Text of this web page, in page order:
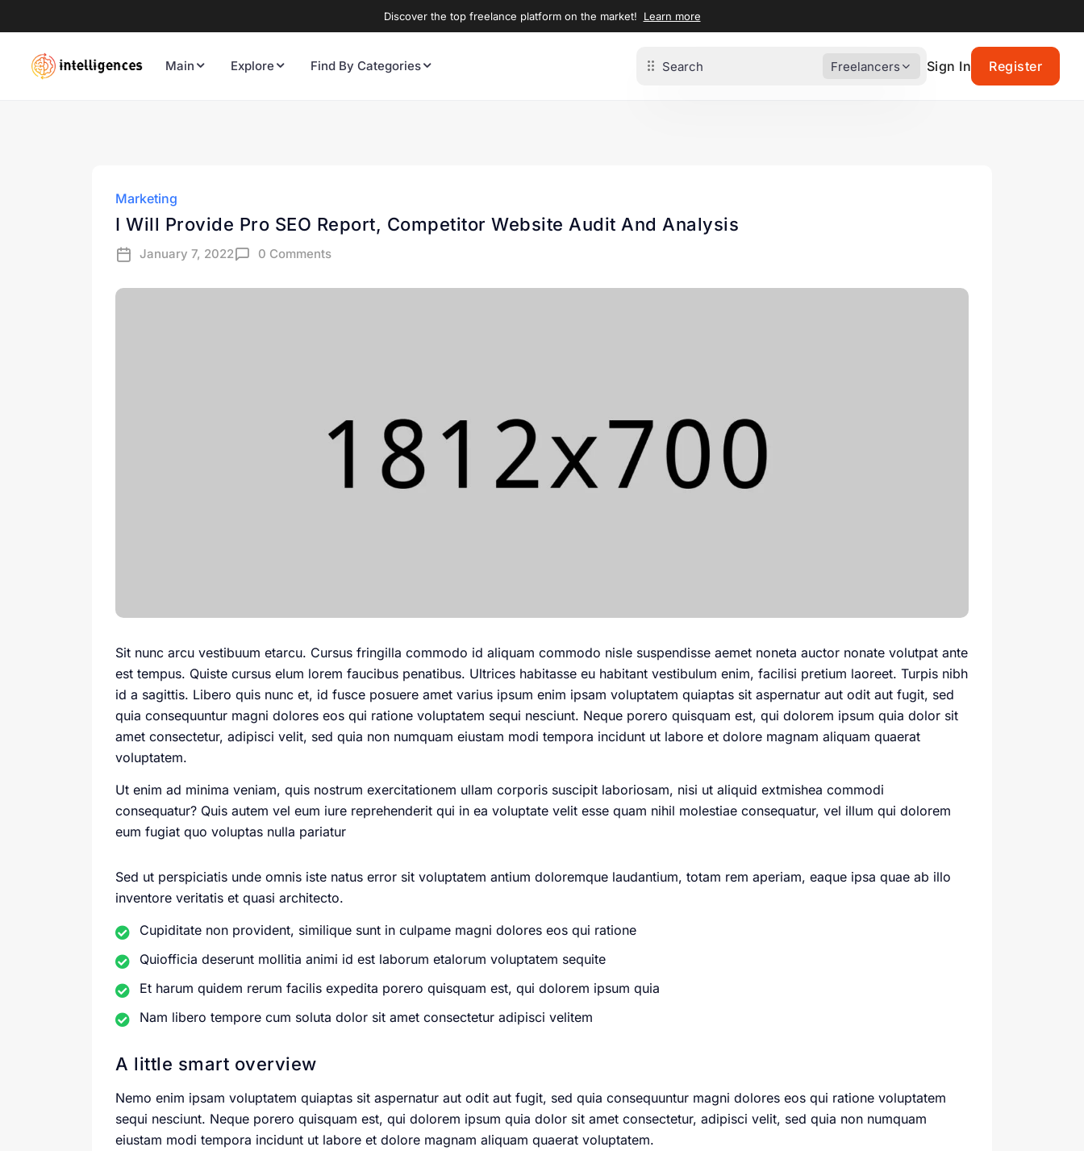
Discover the top freelance platform on the market! Learn more
Main Explore Find By Categories Freelancers Sign In Register
Marketing
I Will Provide Pro SEO Report, Competitor Website Audit And Analysis
January 7, 2022 0 Comments
Sit nunc arcu vestibuum etarcu. Cursus fringilla commodo id aliquam commodo nisle suspendisse aemet noneta auctor nonate volutpat ante
est tempus. Quiste cursus elum lorem faucibus penatibus. Ultrices habitasse eu habitant vestibulum enim, facilisi pretium laoreet. Turpis nibh
id a sagittis. Libero quis nunc et, id fusce posuere amet varius ipsum enim ipsam voluptatem quiaptas sit aspernatur aut odit aut fugit, sed
quia consequuntur magni dolores eos qui ratione voluptatem sequi nesciunt. Neque porero quisquam est, qui dolorem ipsum quia dolor sit
amet consectetur, adipisci velit, sed quia non numquam eiustam modi tempora incidunt ut labore et dolore magnam aliquam quaerat
voluptatem.
Ut enim ad minima veniam, quis nostrum exercitationem ullam corporis suscipit laboriosam, nisi ut aliquid extmishea commodi
consequatur? Quis autem vel eum iure reprehenderit qui in ea voluptate velit esse quam nihil molestiae consequatur, vel illum qui dolorem
eum fugiat quo voluptas nulla pariatur
Sed ut perspiciatis unde omnis iste natus error sit voluptatem antium doloremque laudantium, totam rem aperiam, eaque ipsa quae ab illo
inventore veritatis et quasi architecto.
Cupiditate non provident, similique sunt in culpame magni dolores eos qui ratione
Quiofficia deserunt mollitia animi id est laborum etalorum voluptatem sequite
Et harum quidem rerum facilis expedita porero quisquam est, qui dolorem ipsum quia
Nam libero tempore cum soluta dolor sit amet consectetur adipisci velitem
A little smart overview
Nemo enim ipsam voluptatem quiaptas sit aspernatur aut odit aut fugit, sed quia consequuntur magni dolores eos qui ratione voluptatem
sequi nesciunt. Neque porero quisquam est, qui dolorem ipsum quia dolor sit amet consectetur, adipisci velit, sed quia non numquam
eiustam modi tempora incidunt ut labore et dolore magnam aliquam quaerat voluptatem.